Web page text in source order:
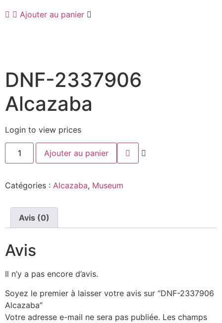
Ajouter au panier
DNF-2337906
Alcazaba
Login to view prices
Ajouter au panier
Catégories : Alcazaba, Museum
Avis (0)
Avis
Il n’y a pas encore d’avis.
Soyez le premier à laisser votre avis sur “DNF-2337906
Alcazaba”
Votre adresse e-mail ne sera pas publiée. Les champs